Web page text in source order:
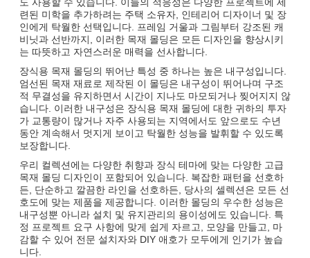
련된 미학을 추가하려는 주택 소유자, 인테리어 디자이너 및 장
인에게 탁월한 선택입니다. 프레임 거울과 그림부터 강조된 캐
비닛과 선반까지, 이러한 목재 몰딩은 모든 디자인을 향상시키
는 따뜻하고 자연스러운 매력을 선사합니다.
장식용 목재 몰딩의 뛰어난 특성 중 하나는 높은 내구성입니다.
엄선된 목재 재료로 제작된 이 몰딩은 내구성이 뛰어나며 구조
적 무결성을 유지하면서 시간이 지나도 마모되거나 찢어지지 않
습니다. 이러한 내구성은 장식용 목재 몰딩에 대한 귀하의 투자
가 교통량이 많거나 자주 사용되는 지역에서도 앞으로도 수년
동안 계속해서 멋지게 보이고 탁월한 성능을 발휘할 수 있도록
보장합니다.
우리 컬렉션에는 다양한 취향과 장식 테마에 맞는 다양한 고급
목재 몰딩 디자인이 포함되어 있습니다. 복잡한 패턴을 선호하
든, 단순하고 깔끔한 라인을 선호하든, 당사의 셀렉션은 모든 선
호도에 맞는 제품을 제공합니다. 이러한 몰딩의 우수한 성능은
내구성뿐 아니라 설치 및 유지관리의 용이성에도 있습니다. 특
정 프로젝트 요구 사항에 맞게 쉽게 자르고, 모양을 만들고, 마
감할 수 있어 전문 설치자와 DIY 애호가 모두에게 인기가 높습
니다.